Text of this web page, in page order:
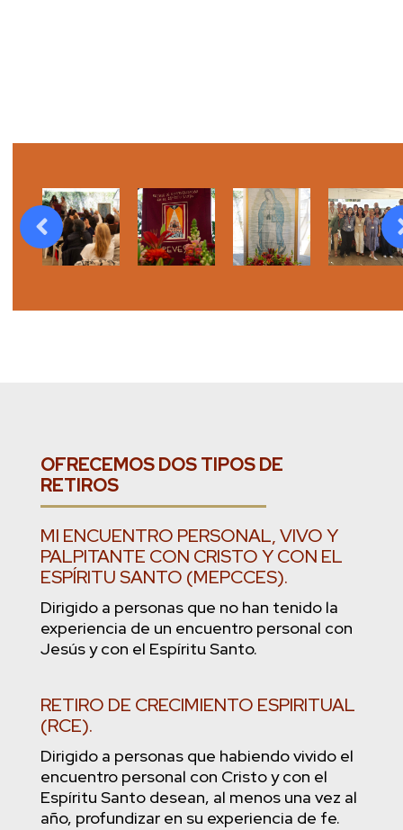
OFRECEMOS DOS TIPOS DE
RETIROS
MI ENCUENTRO PERSONAL, VIVO Y
PALPITANTE CON CRISTO Y CON EL
ESPÍRITU SANTO (MEPCCES).
Dirigido a personas que no han tenido la
experiencia de un encuentro personal con
Jesús y con el Espíritu Santo.
RETIRO DE CRECIMIENTO ESPIRITUAL
(RCE).
Dirigido a personas que habiendo vivido el
encuentro personal con Cristo y con el
Espíritu Santo desean, al menos una vez al
año, profundizar en su experiencia de fe.